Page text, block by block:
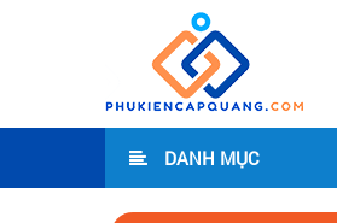
DANH MỤC